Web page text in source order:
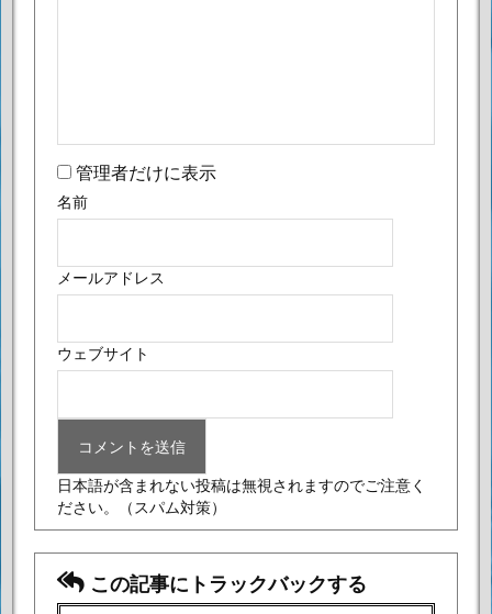
管理者だけに表示
名前
メールアドレス
ウェブサイト
日本語が含まれない投稿は無視されますのでご注意く
ださい。
（スパム対策）
この記事にトラックバックする